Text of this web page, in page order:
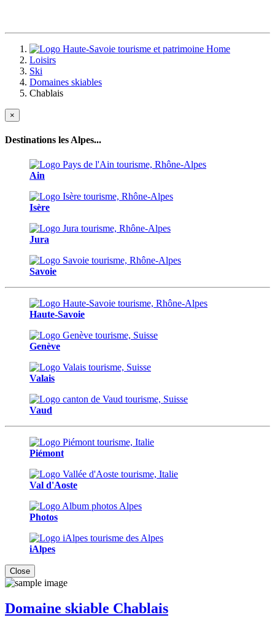
Home
Loisirs
Ski
Domaines skiables
Chablais
×
Destinations les Alpes...
Ain
Isère
Jura
Savoie
Haute-Savoie
Genève
Valais
Vaud
Piémont
Val d'Aoste
Photos
iAlpes
Close
Domaine skiable Chablais